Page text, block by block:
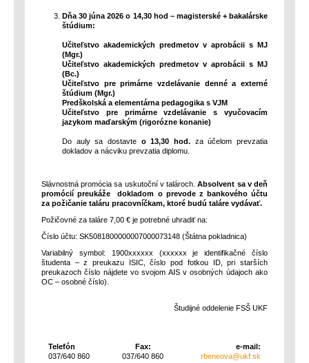
Dňa 30 júna 2026 o 14,30 hod – magisterské + bakalárske
štúdium:
Učiteľstvo akademických predmetov v aprobácii s MJ
(Mgr.)
Učiteľstvo akademických predmetov v aprobácii s MJ
(Bc.)
Učiteľstvo pre primárne vzdelávanie denné a externé
štúdium (Mgr.)
Predškolská a elementárna pedagogika s VJM
Učiteľstvo pre primárne vzdelávanie s vyučovacím
jazykom maďarským (rigorózne konanie)
Do auly sa dostavte o 13,30 hod. za účelom prevzatia
dokladov a nácviku prevzatia diplomu.
Slávnostná promócia sa uskutoční v talároch.Absolvent sa v deň
promócií preukáže dokladom o prevode z bankového účtu
za požičanie taláru pracovníčkam, ktoré budú taláre vydávať.
Požičovné za taláre 7,00 € je potrebné uhradiť na:
Číslo účtu: SK5081800000007000073148 (Štátna pokladnica)
Variabilný symbol: 1900xxxxxx (xxxxxx je identifikačné číslo
študenta – z preukazu ISIC, číslo pod fotkou ID, pri starších
preukazoch číslo nájdete vo svojom AIS v osobných údajoch ako
OC – osobné číslo).
Študijné oddelenie FSŠ UKF
Telefón
037/640 860
Fax:
037/640 860
e-mail: